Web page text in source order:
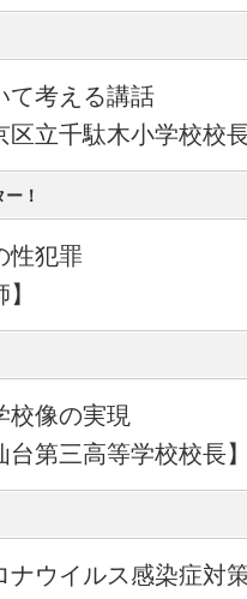
て考える講話
区立千駄木小学校校
！
性犯罪
校像の実現
台第三高等学校校長
ナウイルス感染症対